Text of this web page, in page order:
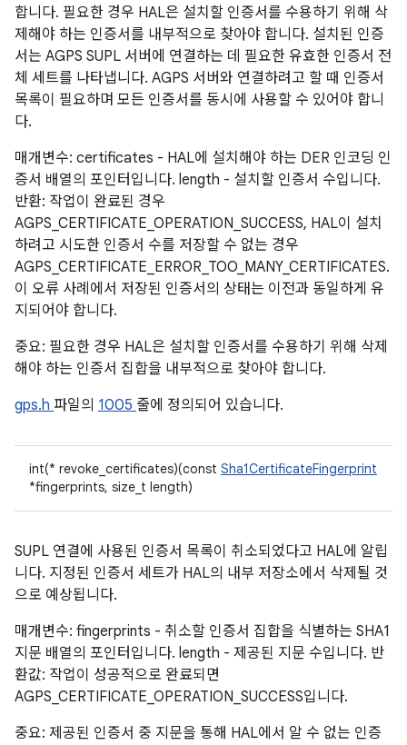
합니다. 필요한 경우 HAL은 설치할 인증서를 수용하기 위해 삭
제해야 하는 인증서를 내부적으로 찾아야 합니다. 설치된 인증
서는 AGPS SUPL 서버에 연결하는 데 필요한 유효한 인증서 전
체 세트를 나타냅니다. AGPS 서버와 연결하려고 할 때 인증서
목록이 필요하며 모든 인증서를 동시에 사용할 수 있어야 합니
다.
매개변수: certificates - HAL에 설치해야 하는 DER 인코딩 인
증서 배열의 포인터입니다. length - 설치할 인증서 수입니다.
반환: 작업이 완료된 경우
AGPS_CERTIFICATE_OPERATION_SUCCESS, HAL이 설치
하려고 시도한 인증서 수를 저장할 수 없는 경우
AGPS_CERTIFICATE_ERROR_TOO_MANY_CERTIFICATES.
이 오류 사례에서 저장된 인증서의 상태는 이전과 동일하게 유
지되어야 합니다.
중요: 필요한 경우 HAL은 설치할 인증서를 수용하기 위해 삭제
해야 하는 인증서 집합을 내부적으로 찾아야 합니다.
gps.h 파일의 1005 줄에 정의되어 있습니다.
int(* revoke_certificates)(const Sha1CertificateFingerprint
*fingerprints, size_t length)
SUPL 연결에 사용된 인증서 목록이 취소되었다고 HAL에 알립
니다. 지정된 인증서 세트가 HAL의 내부 저장소에서 삭제될 것
으로 예상됩니다.
매개변수: fingerprints - 취소할 인증서 집합을 식별하는 SHA1
지문 배열의 포인터입니다. length - 제공된 지문 수입니다. 반
환값: 작업이 성공적으로 완료되면
AGPS_CERTIFICATE_OPERATION_SUCCESS입니다.
중요: 제공된 인증서 중 지문을 통해 HAL에서 알 수 없는 인증